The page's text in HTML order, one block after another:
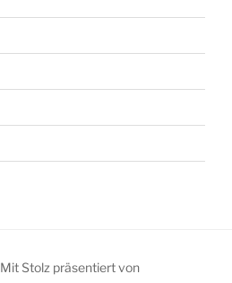
Mit Stolz präsentiert von